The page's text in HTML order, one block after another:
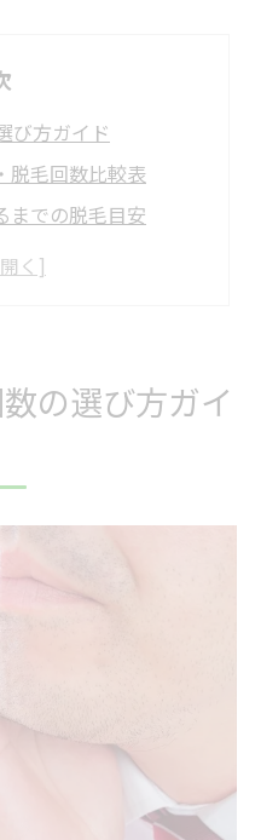
び方ガイド
脱毛回数比較表
までの脱毛目安
数の違いを知る
度ポイント一覧
化を冷静に比較
由と選び方のヒント
回必要か
な脱毛回数早見表
るまでの道のり
な脱毛頻度とは
の選び方ガイ